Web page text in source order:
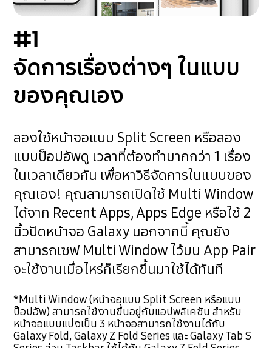
#1
จัดการเรื่องต่างๆ ในแบบ
ของคุณเอง
ลองใช้หน้าจอแบบ Split Screen หรือลอง
แบบป็อปอัพดู เวลาที่ต้องทำมากกว่า 1 เรื่อง
ในเวลาเดียวกัน เพื่อหาวิธีจัดการในแบบของ
คุณเอง! คุณสามารถเปิดใช้ Multi Window
ได้จาก Recent Apps, Apps Edge หรือใช้ 2
นิ้วปัดหน้าจอ Galaxy นอกจากนี้ คุณยัง
สามารถเซฟ Multi Window ไว้บน App Pair
จะใช้งานเมื่อไหร่ก็เรียกขึ้นมาใช้ได้ทันที
*Multi Window (หน้าจอแบบ Split Screen หรือแบบ
ป็อปอัพ) สามารถใช้งานขึ้นอยู่กับแอปพลิเคชัน สำหรับ
หน้าจอแบบแบ่งเป็น 3 หน้าจอสามารถใช้งานได้กับ
Galaxy Fold, Galaxy Z Fold Series และ Galaxy Tab S